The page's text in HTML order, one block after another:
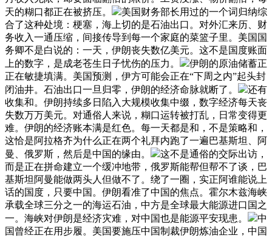
天的糊口都正在被挤压。
美国财务部长用过的一个词归纳综
合了这种处境：梗塞，海上切的是石油出口。对外汇来历、财
务收入一通压缩，间接传导到每一个家庭的菜篮子里。美国国
务卿不是白说的：一天，伊朗丧失数亿美元。这不是国度账面
上的数字，是成老苍生日子忧伤的压力。
伊朗的原油储蓄正
正在敏捷填满。美国预测，伊方可能会正在“下周之内”起头封
闭油井。石油出口一旦归零，伊朗的经济命脉就断了。
还有
收集和。伊朗持续多日陷入大规模收集中缀，数字经济每天丧
失数万万美元。对通俗人来说，糊口运转被打乱，日常变得更
难。伊朗的经济账本满是红色。每一天都是和，不是策略和，
这恰是阿拉格齐为什么正在两个礼拜内跑了一遍巴基斯坦、阿
曼、俄罗斯，然后是中国的缘由。
这不是通俗的交际出访，
而是正在拼命建立一个缓冲地带，俄罗斯能帮但帮不了谈，巴
基斯坦阿曼能做两头人但做不了。绕了一圈，实正阿谁能说上
话的国度，只要中国。伊朗看准了中国的焦点。霍尔木兹海峡
承载全球三分之一的海运石油，中方是全球最大能源进口国之
一。海峡对伊朗是经济灾难，对中国也是能源平安现患。
中
国曾经正在用步履。美国要施压中国制裁伊朗炼油企业，中国